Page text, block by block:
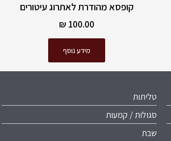
קופסא מהודרת לאתרוג עיטורים
100.00
₪
מידע נוסף
טליתות
סגולות / קמעות
שבת